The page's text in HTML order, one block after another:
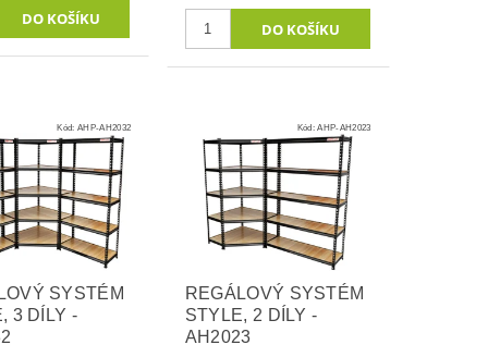
Kód: AHP-AH2032
SYSTÉM
3 DÍLY -
Kód:AHP-AH2023
REGÁLOVÝ SYSTÉM
STYLE, 2 DÍLY -
AH2023